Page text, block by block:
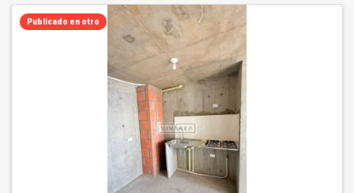
Publicado en otro